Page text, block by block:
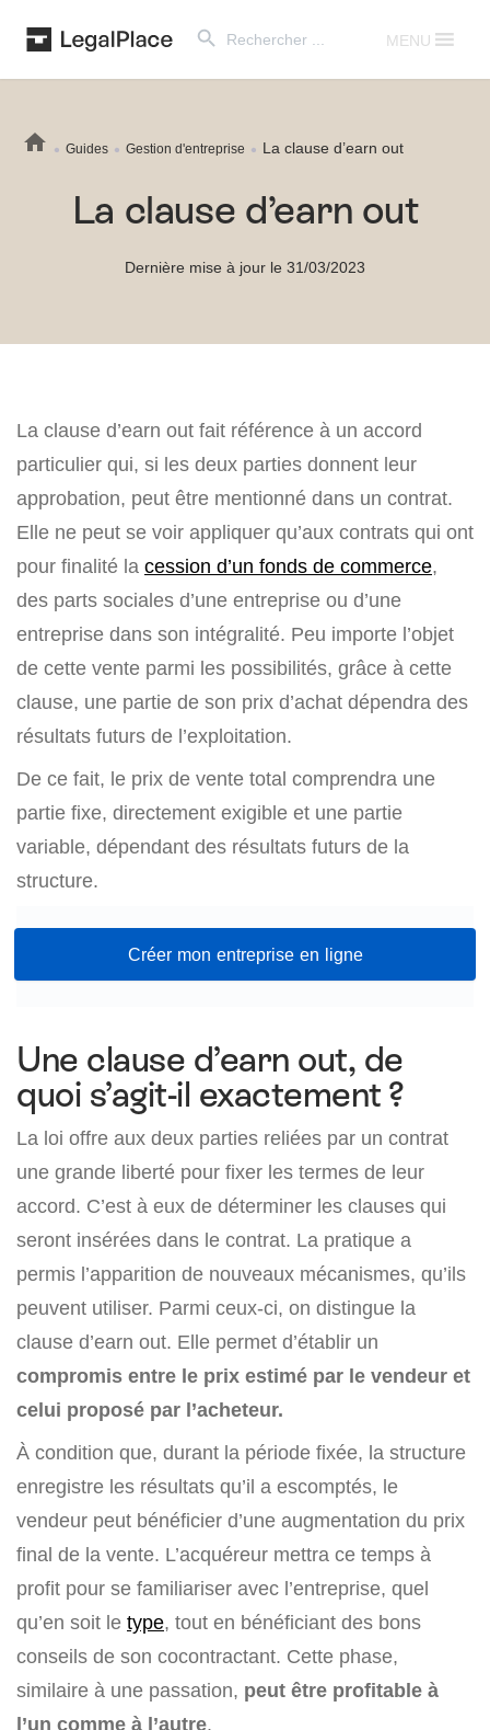
for:
MENU
Guides Gestion d'entreprise La clause d’earn out
La clause d’earn out
Dernière mise à jour le 31/03/2023
La clause d’earn out fait référence à un accord
particulier qui, si les deux parties donnent leur
approbation, peut être mentionné dans un contrat.
Elle ne peut se voir appliquer qu’aux contrats qui ont
pour finalité la cession d’un fonds de commerce,
des parts sociales d’une entreprise ou d’une
entreprise dans son intégralité. Peu importe l’objet
de cette vente parmi les possibilités, grâce à cette
clause, une partie de son prix d’achat dépendra des
résultats futurs de l’exploitation.
De ce fait, le prix de vente total comprendra une
partie fixe, directement exigible et une partie
variable, dépendant des résultats futurs de la
structure.
Créer mon entreprise en ligne
Une clause d’earn out, de
quoi s’agit-il exactement ?
La loi offre aux deux parties reliées par un contrat
une grande liberté pour fixer les termes de leur
accord. C’est à eux de déterminer les clauses qui
seront insérées dans le contrat. La pratique a
permis l’apparition de nouveaux mécanismes, qu’ils
peuvent utiliser. Parmi ceux-ci, on distingue la
clause d’earn out. Elle permet d’établir un
compromis entre le prix estimé par le vendeur et
celui proposé par l’acheteur.
À condition que, durant la période fixée, la structure
enregistre les résultats qu’il a escomptés, le
vendeur peut bénéficier d’une augmentation du prix
final de la vente. L’acquéreur mettra ce temps à
profit pour se familiariser avec l’entreprise, quel
qu’en soit le type, tout en bénéficiant des bons
conseils de son cocontractant. Cette phase,
similaire à une passation, peut être profitable à
l’un comme à l’autre.